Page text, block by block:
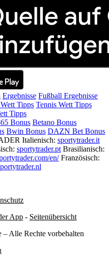
Ergebnisse Fußball Ergebnisse
Tipps Tennis Wett Tipps
Tipps
Bonus Betano Bonus
Bwin Bonus DAZN Bet Bonus
Italienisch: sportytrader.it
sportytrader.pt Brasilianisch:
en/ Französisch:
App - Seitenübersicht
Alle Rechte vorbehalten